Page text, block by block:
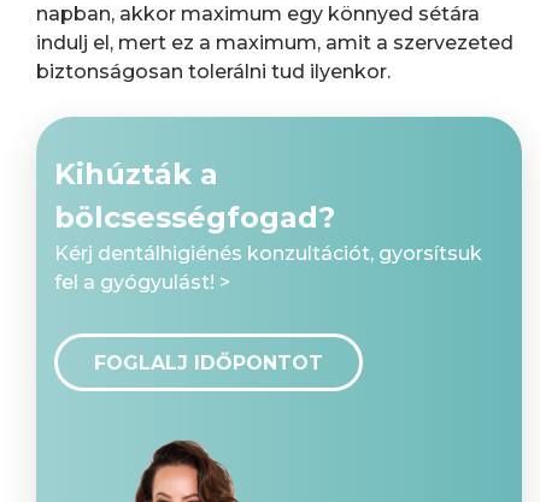
napban, akkor maximum egy könnyed sétára
indulj el, mert ez a maximum, amit a szervezeted
biztonságosan tolerálni tud ilyenkor.
Kihúzták a
bölcsességfogad?
Kérj dentálhigiénés konzultációt, gyorsítsuk
fel a gyógyulást! >
FOGLALJ IDŐPONTOT